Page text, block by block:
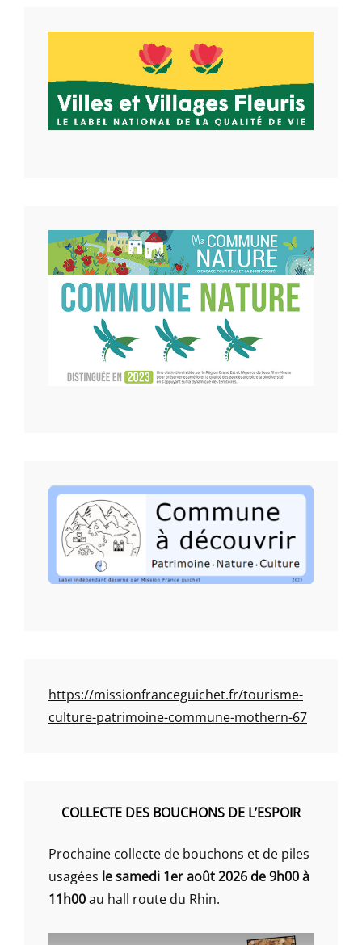
https://missionfranceguichet.fr/tourisme-
culture-patrimoine-commune-mothern-67
COLLECTE DES BOUCHONS DE L’ESPOIR
Prochaine collecte de bouchons et de piles
usagées le samedi 1er août 2026 de 9h00 à
11h00au hall route du Rhin.